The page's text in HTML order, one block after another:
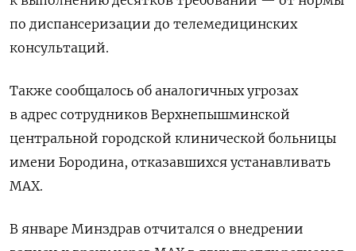
по диспансеризации до телемедицинских
консультаций.
Также сообщалось об аналогичных угрозах
в адрес сотрудников Верхнепышминской
центральной городской клинической больницы
имени Бородина, отказавшихся устанавливать
MAX.
В январе Минздрав отчитался о внедрении